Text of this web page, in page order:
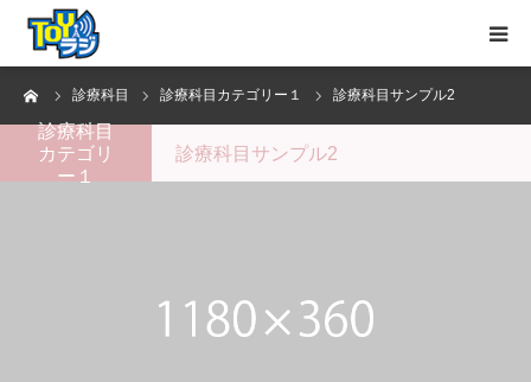
診療科目 診療科目カテゴリー１ 診療科目サンプル2
診療科目
カテゴリ
ー１
診療科目サンプル2
トップページ
お知らせ